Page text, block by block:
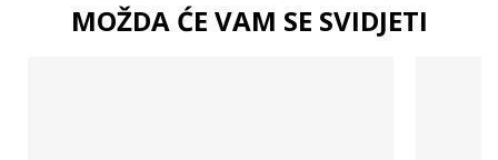
MOŽDA ĆE VAM SE SVIDJETI